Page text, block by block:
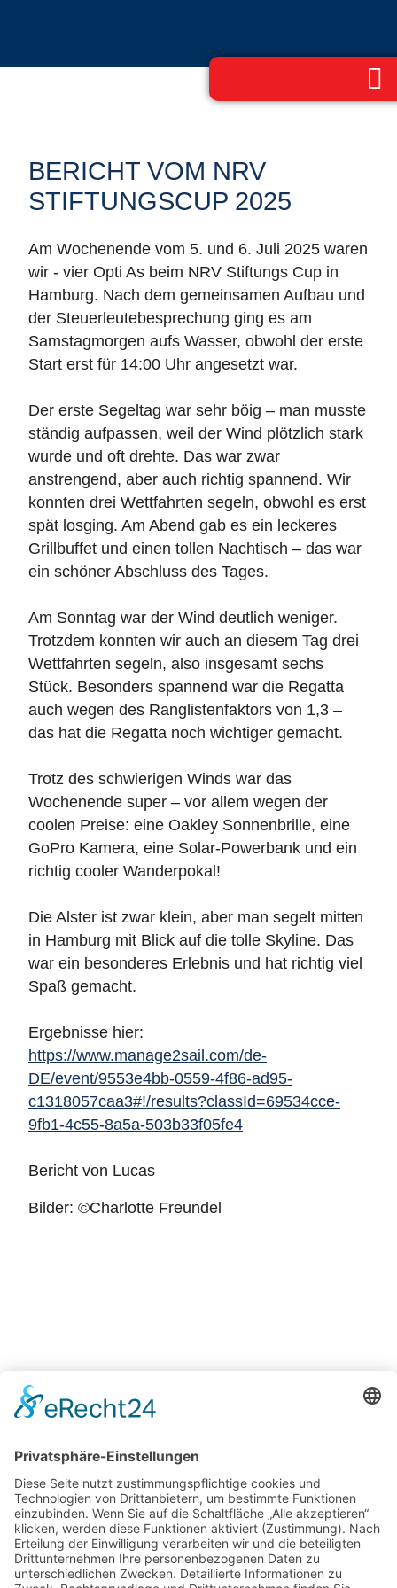
BERICHT VOM NRV
STIFTUNGSCUP 2025
Am Wochenende vom 5. und 6. Juli 2025 waren
wir - vier Opti As beim NRV Stiftungs Cup in
Hamburg. Nach dem gemeinsamen Aufbau und
der Steuerleutebesprechung ging es am
Samstagmorgen aufs Wasser, obwohl der erste
Start erst für 14:00 Uhr angesetzt war.
Der erste Segeltag war sehr böig – man musste
ständig aufpassen, weil der Wind plötzlich stark
wurde und oft drehte. Das war zwar
anstrengend, aber auch richtig spannend. Wir
konnten drei Wettfahrten segeln, obwohl es erst
spät losging. Am Abend gab es ein leckeres
Grillbuffet und einen tollen Nachtisch – das war
ein schöner Abschluss des Tages.
Am Sonntag war der Wind deutlich weniger.
Trotzdem konnten wir auch an diesem Tag drei
Wettfahrten segeln, also insgesamt sechs
Stück. Besonders spannend war die Regatta
auch wegen des Ranglistenfaktors von 1,3 –
das hat die Regatta noch wichtiger gemacht.
Trotz des schwierigen Winds war das
Wochenende super – vor allem wegen der
coolen Preise: eine Oakley Sonnenbrille, eine
GoPro Kamera, eine Solar-Powerbank und ein
richtig cooler Wanderpokal!
Die Alster ist zwar klein, aber man segelt mitten
in Hamburg mit Blick auf die tolle Skyline. Das
war ein besonderes Erlebnis und hat richtig viel
Spaß gemacht.
Ergebnisse hier:
https://www.manage2sail.com/de-
DE/event/9553e4bb-0559-4f86-ad95-
c1318057caa3#!/results?classId=69534cce-
9fb1-4c55-8a5a-503b33f05fe4
Bericht von Lucas
Bilder: ©Charlotte Freundel
Zurück